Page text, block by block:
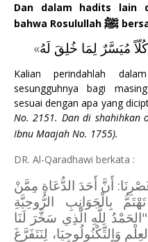
Dan dalam hadits lain
bahwa Rosulullah ﷺ
مُيَسَّرٌ لِمَا خُلِقَ لَهُ»
Kalian perindahlah
sesungguhnya bagi
sesuai dengan apa yang
No. 2151. Dan di shahihkan
Ibnu Maajah No. 1755).
DR. Al-Qaradhawi berkata :
أَنَّ أَحَدَ الدُّعَاةِ مِمَّنْ
بِالْجَوَانِبِ الرُّوحِيَّةِ
لِلَّهِ الَّذِي سَخَّرَ لَنَا
وَالتِّكْنُولُوجِيَا، لِنَتَفَرَّغَ